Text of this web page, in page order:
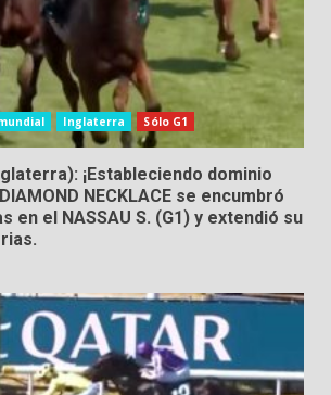
Inglaterra Sólo G1
¡Estableciendo dominio
NECKLACE se encumbró
en el NASSAU S. (G1) y extendió su